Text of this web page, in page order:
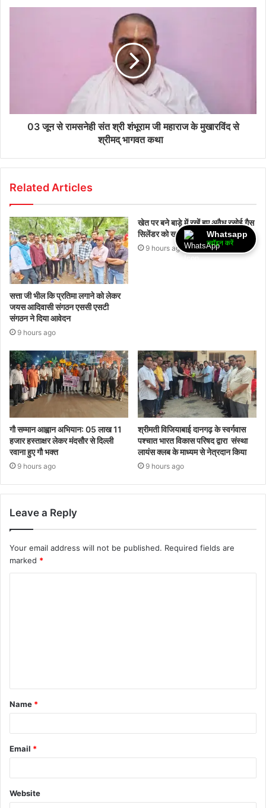
03 जून से रामसनेही संत श्री शंभूराम जी महाराज के मुखारविंद से
श्रीमद् भागवत कथा
Related Articles
सत्ता जी भील कि प्रतिमा लगाने को लेकर
जयस आदिवासी संगठन एससी एसटी
संगठन ने दिया आवेदन
9 hours ago
खेत पर बने बाड़े में रखें हुए अवैध रसोई गैस
सिलेंडर को खाद्य विभाग ने किए जप्त
9 hours ago
गौ सम्मान आह्वान अभियान: 05 लाख 11
हजार हस्ताक्षर लेकर मंदसौर से दिल्ली
रवाना हुए गौ भक्त
9 hours ago
श्रीमती विजियाबाई दानगढ़ के स्वर्गवास
पश्चात भारत विकास परिषद द्वारा संस्था
लायंस क्लब के माध्यम से नेत्रदान किया
9 hours ago
Leave a Reply
Your email address will not be published. Required fields are
marked *
Name *
Email *
Website
Whatsapp
ज्वॉइन करें